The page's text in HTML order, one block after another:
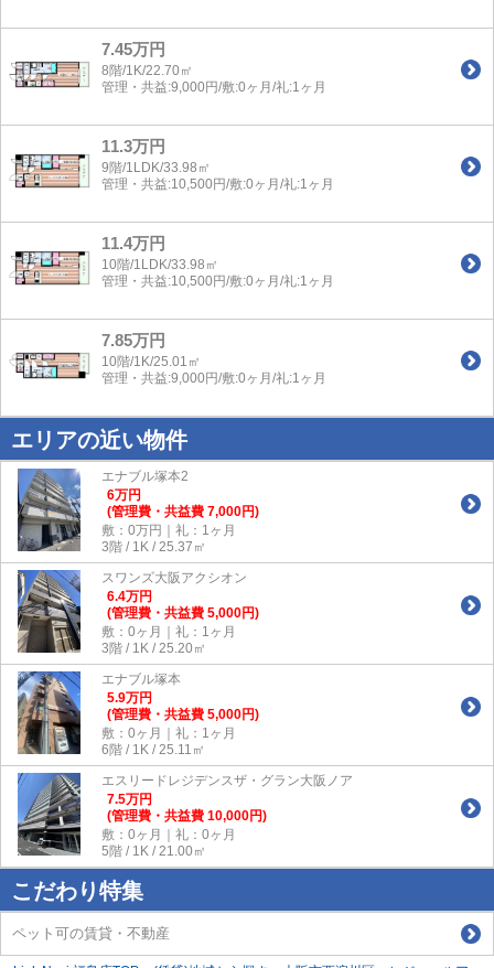
7.45万円
8階/1K/22.70㎡
管理・共益:9,000円/敷:0ヶ月/礼:1ヶ月
11.3万円
9階/1LDK/33.98㎡
管理・共益:10,500円/敷:0ヶ月/礼:1ヶ月
11.4万円
10階/1LDK/33.98㎡
管理・共益:10,500円/敷:0ヶ月/礼:1ヶ月
7.85万円
10階/1K/25.01㎡
管理・共益:9,000円/敷:0ヶ月/礼:1ヶ月
エリアの近い物件
エナブル塚本2
6万円
(管理費・共益費 7,000円)
敷：0万円｜礼：1ヶ月
3階 / 1K / 25.37㎡
スワンズ大阪アクシオン
6.4万円
(管理費・共益費 5,000円)
敷：0ヶ月｜礼：1ヶ月
3階 / 1K / 25.20㎡
エナブル塚本
5.9万円
(管理費・共益費 5,000円)
敷：0ヶ月｜礼：1ヶ月
6階 / 1K / 25.11㎡
エスリードレジデンスザ・グラン大阪ノア
7.5万円
(管理費・共益費 10,000円)
敷：0ヶ月｜礼：0ヶ月
5階 / 1K / 21.00㎡
こだわり特集
ペット可の賃貸・不動産